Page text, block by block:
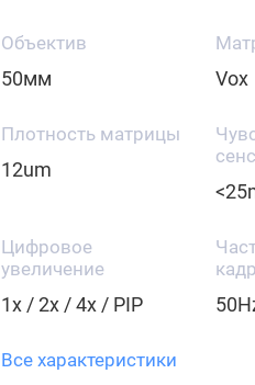
Объектив
50мм Vox
Плотность матрицы
12um
Цифровое
увеличение
1x / 2x / 4x / PIP
Все характеристики